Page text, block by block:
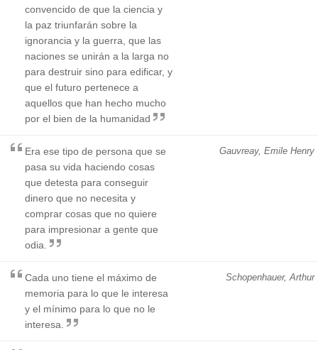
convencido de que la ciencia y
la paz triunfarán sobre la
ignorancia y la guerra, que las
naciones se unirán a la larga no
para destruir sino para edificar, y
que el futuro pertenece a
aquellos que han hecho mucho
por el bien de la humanidad
Gauvreay, Emile Henry
Era ese tipo de persona que se
pasa su vida haciendo cosas
que detesta para conseguir
dinero que no necesita y
comprar cosas que no quiere
para impresionar a gente que
odia.
Schopenhauer, Arthur
Cada uno tiene el máximo de
memoria para lo que le interesa
y el mínimo para lo que no le
interesa.